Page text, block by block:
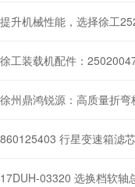
提升机械性能，选择徐工
徐工装载机配件：
860125403 行星变速箱滤
17DUH-03320 选换档软轴